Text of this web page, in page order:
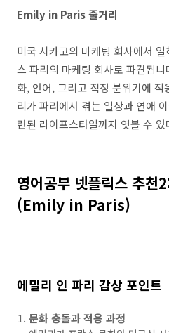
Emily in Paris 줄거리
미국 시카고의 마케팅 회사에서
스 파리의 마케팅 회사로 파견됩
화, 언어, 그리고 직장 분위기에
리가 파리에서 겪는 일상과 연애
련된 라이프스타일까지 엿볼 수 있
영어공부 넷플릭스 추천
(Emily in Paris)
에밀리 인 파리 감상 포인트
문화 충돌과 적응 과정